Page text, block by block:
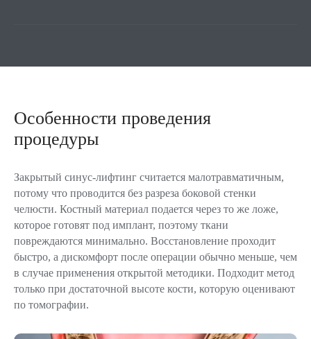
Особенности проведения
процедуры
Закрытый синус-лифтинг считается малотравматичным,
потому что проводится без разреза боковой стенки
челюсти. Костный материал подается через то же ложе,
которое готовят под имплант, поэтому ткани
повреждаются минимально. Восстановление проходит
быстро, а дискомфорт после операции обычно меньше, чем
в случае применения открытой методики. Подходит метод
только при достаточной высоте кости, которую оценивают
по томографии.
Ваша улыбка заслуживает восхищения!
В нашей клинике мы выполняем весь
технологии и обеспечивая максимальный